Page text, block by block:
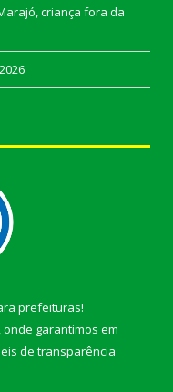
Marajó, criança fora da
prefeituras!
onde garantimos em
de transparência